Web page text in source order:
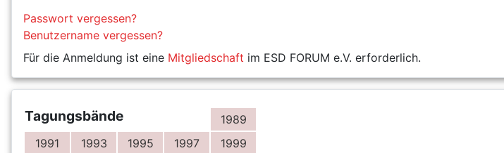
Passwort vergessen?
Benutzername vergessen?
Für die Anmeldung ist eine Mitgliedschaft im ESD FORUM e.V. erforderlich.
Tagungsbände
1989
1991
1993 1995 1997
1999